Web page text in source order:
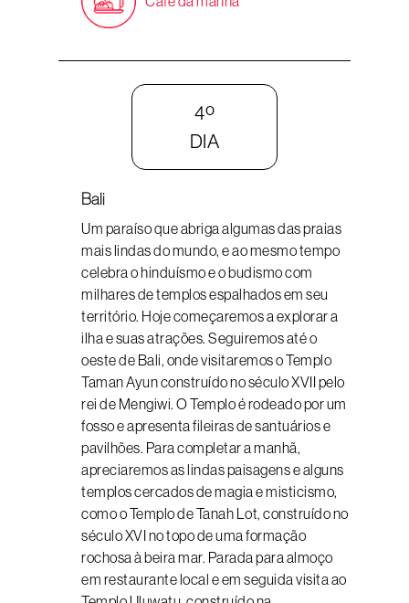
4º
DIA
Bali
Um paraíso que abriga algumas das praias
mais lindas do mundo, e ao mesmo tempo
celebra o hinduísmo e o budismo com
milhares de templos espalhados em seu
território. Hoje começaremos a explorar a
ilha e suas atrações. Seguiremos até o
oeste de Bali, onde visitaremos o Templo
Taman Ayun construído no século XVII pelo
rei de Mengiwi. O Templo é rodeado por um
fosso e apresenta fileiras de santuários e
pavilhões. Para completar a manhã,
apreciaremos as lindas paisagens e alguns
templos cercados de magia e misticismo,
como o Templo de Tanah Lot, construído no
século XVI no topo de uma formação
rochosa à beira mar. Parada para almoço
em restaurante local e em seguida visita ao